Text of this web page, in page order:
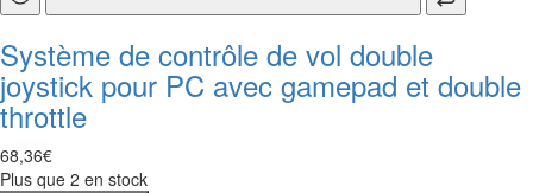
Système de contrôle de vol double
joystick pour PC avec gamepad et double
throttle
68,36€
Plus que 2 en stock